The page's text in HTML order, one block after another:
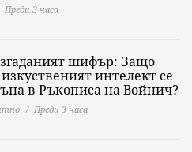
Преди 3 часа
шифър: Защо
интелект се
в Ръкописа на Войнич?
Преди 3 часа